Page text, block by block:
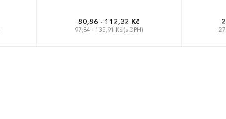
80,86 - 112,32 Kč
97,84 - 135,91 Kč (s DPH)